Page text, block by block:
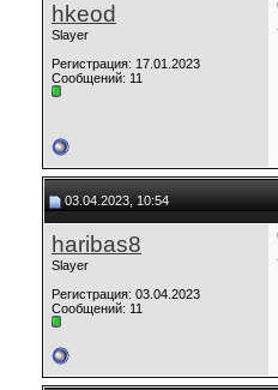
hkeod
Slayer
Регистрация: 17.01.2023
Сообщений: 11
03.04.2023, 10:54
haribas8
Slayer
Регистрация: 03.04.2023
Сообщений: 11